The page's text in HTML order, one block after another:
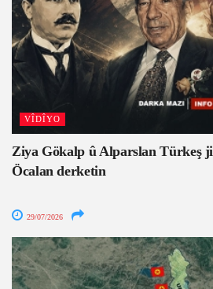
VÎDÎYO
Ziya Gökalp û Alparslan Türkeş
Öcalan derketin
29/07/2026